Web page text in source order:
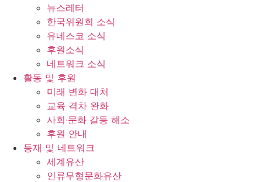
뉴스레터
한국위원회 소식
유네스코 소식
후원소식
네트워크 소식
활동 및 후원
미래 변화 대처
교육 격차 완화
사회∙문화 갈등 해소
후원 안내
등재 및 네트워크
세계유산
인류무형문화유산